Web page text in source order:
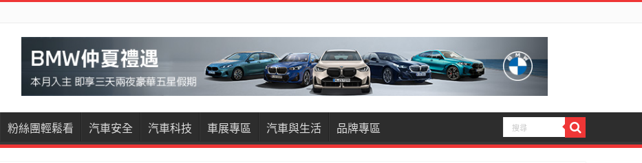
粉絲團輕鬆看 汽車安全 汽車科技 車展專區 汽車與生活 品牌專區